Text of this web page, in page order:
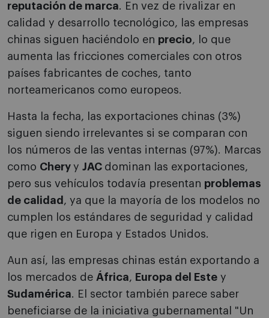
reputación de marca. En vez de rivalizar en
calidad y desarrollo tecnológico, las empresas
chinas siguen haciéndolo en precio, lo que
aumenta las fricciones comerciales con otros
países fabricantes de coches, tanto
norteamericanos como europeos.
Hasta la fecha, las exportaciones chinas (3%)
siguen siendo irrelevantes si se comparan con
los números de las ventas internas (97%). Marcas
como Chery y JAC dominan las exportaciones,
pero sus vehículos todavía presentan problemas
de calidad , ya que la mayoría de los modelos no
cumplen los estándares de seguridad y calidad
que rigen en Europa y Estados Unidos.
Aun así, las empresas chinas están exportando a
los mercados de África, Europa del Este y
Sudamérica. El sector también parece saber
beneficiarse de la iniciativa gubernamental "Un